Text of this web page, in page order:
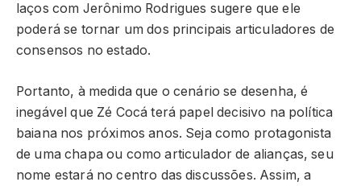
laços com Jerônimo Rodrigues sugere que ele
poderá se tornar um dos principais articuladores de
consensos no estado.
Portanto, à medida que o cenário se desenha, é
inegável que Zé Cocá terá papel decisivo na política
baiana nos próximos anos. Seja como protagonista
de uma chapa ou como articulador de alianças, seu
nome estará no centro das discussões. Assim, a